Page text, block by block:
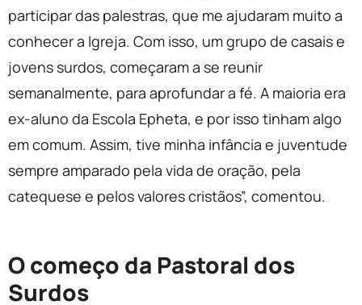
participar das palestras, que me ajudaram muito a
conhecer a Igreja. Com isso, um grupo de casais e
jovens surdos, começaram a se reunir
semanalmente, para aprofundar a fé. A maioria era
ex-aluno da Escola Epheta, e por isso tinham algo
em comum. Assim, tive minha infância e juventude
sempre amparado pela vida de oração, pela
catequese e pelos valores cristãos”, comentou.
O começo da Pastoral dos
Surdos